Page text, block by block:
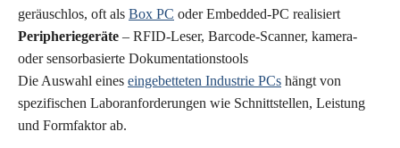
geräuschlos, oft als Box PC oder Embedded-PC realisiert
Peripheriegeräte – RFID-Leser, Barcode-Scanner, kamera-
oder sensorbasierte Dokumentationstools
Die Auswahl eines eingebetteten Industrie PCs hängt von
spezifischen Laboranforderungen wie Schnittstellen, Leistung
und Formfaktor ab.